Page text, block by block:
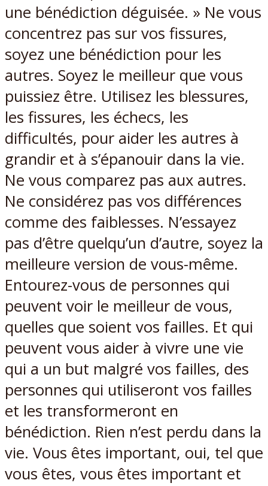
une bénédiction déguisée. » Ne vous
concentrez pas sur vos fissures,
soyez une bénédiction pour les
autres. Soyez le meilleur que vous
puissiez être. Utilisez les blessures,
les fissures, les échecs, les
difficultés, pour aider les autres à
grandir et à s’épanouir dans la vie.
Ne vous comparez pas aux autres.
Ne considérez pas vos différences
comme des faiblesses. N’essayez
pas d’être quelqu’un d’autre, soyez la
meilleure version de vous-même.
Entourez-vous de personnes qui
peuvent voir le meilleur de vous,
quelles que soient vos failles. Et qui
peuvent vous aider à vivre une vie
qui a un but malgré vos failles, des
personnes qui utiliseront vos failles
et les transformeront en
bénédiction. Rien n’est perdu dans la
vie. Vous êtes important, oui, tel que
vous êtes, vous êtes important et